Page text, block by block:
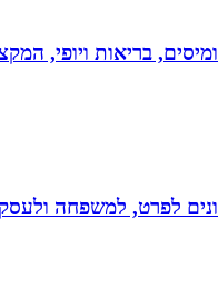
בריאות ויופי,
לפרט, למשפחה